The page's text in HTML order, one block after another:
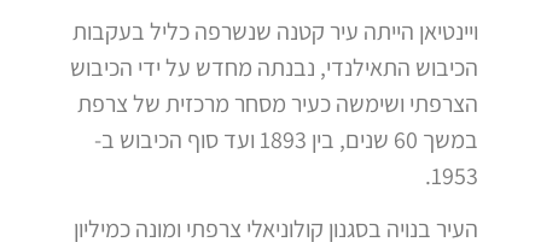
ויינטיאן הייתה עיר קטנה שנשרפה כליל בעקבות
הכיבוש התאילנדי, נבנתה מחדש על ידי הכיבוש
הצרפתי ושימשה כעיר מסחר מרכזית של צרפת
במשך 60 שנים, בין 1893 ועד סוף הכיבוש ב-
1953.
העיר בנויה בסגנון קולוניאלי צרפתי ומונה כמיליון